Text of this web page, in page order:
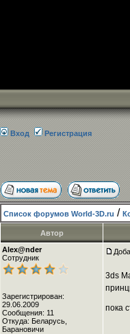
Вход Регистрация
Список форумов World-3D.ru /
Автор
Alex@nder
Сотрудник
Зарегистрирован:
29.06.2009
Сообщения: 11
Откуда: Беларусь,
Барановичи
3ds
пока